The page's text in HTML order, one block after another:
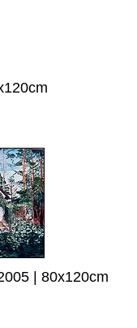
| 80x120cm